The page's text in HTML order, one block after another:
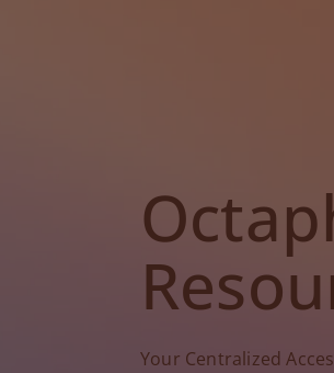
Your Centralized